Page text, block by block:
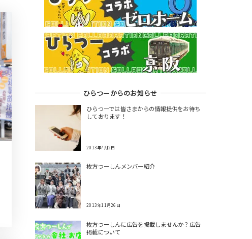
ひらつーからのお知らせ
ひらつーでは皆さまからの情報提供をお待ち
しております！
2013年7月2日
枚方つーしんメンバー紹介
2013年11月26日
枚方つーしんに広告を掲載しませんか？広告
掲載について